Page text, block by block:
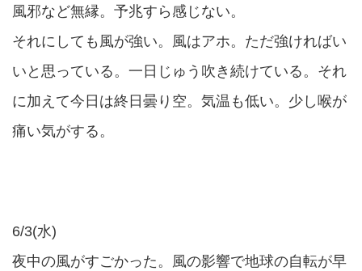
風邪など無縁。予兆すら感じない。
それにしても風が強い。風はアホ。ただ強ければい
いと思っている。一日じゅう吹き続けている。それ
に加えて今日は終日曇り空。気温も低い。少し喉が
痛い気がする。
6/3(水)
夜中の風がすごかった。風の影響で地球の自転が早